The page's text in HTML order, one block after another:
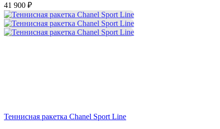
41 900 ₽
Теннисная ракетка Chanel Sport Line